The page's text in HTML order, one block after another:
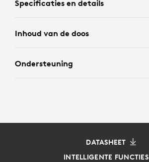
Specificaties en details
Inhoud van de doos
Ondersteuning
DATASHEET
INTELLIGENTE FUNCTIES